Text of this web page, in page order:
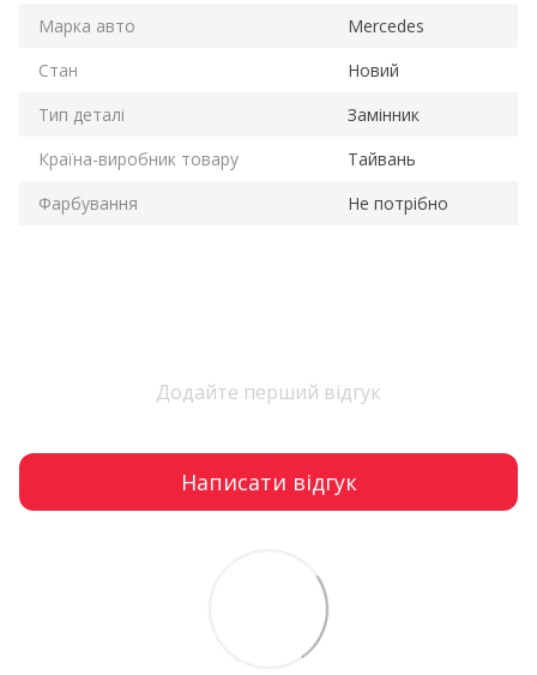
Марка авто
Mercedes
Стан
Новий
Тип деталі
Замінник
Країна-виробник товару
Тайвань
Фарбування
Не потрібно
Додайте перший відгук
Написати відгук